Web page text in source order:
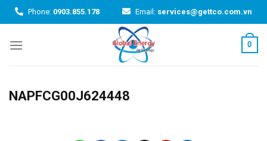
Skip
to
Phone: 0903.855.178 Email: services@gettco.com.vn
0
NAPFCG00J624448